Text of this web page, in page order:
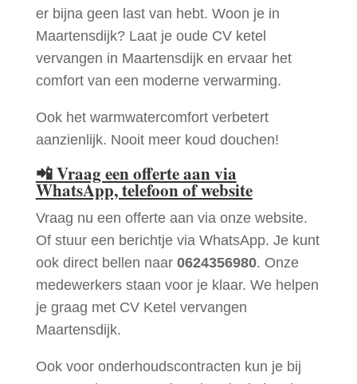
er bijna geen last van hebt. Woon je in
Maartensdijk? Laat je oude CV ketel
vervangen in Maartensdijk en ervaar het
comfort van een moderne verwarming.
Ook het warmwatercomfort verbetert
aanzienlijk. Nooit meer koud douchen!
📲Vraag een offerte aan via
WhatsApp, telefoon of website
Vraag nu een offerte aan via onze website.
Of stuur een berichtje via WhatsApp. Je kunt
ook direct bellen naar 0624356980. Onze
medewerkers staan voor je klaar. We helpen
je graag met CV Ketel vervangen
Maartensdijk.
Ook voor onderhoudscontracten kun je bij